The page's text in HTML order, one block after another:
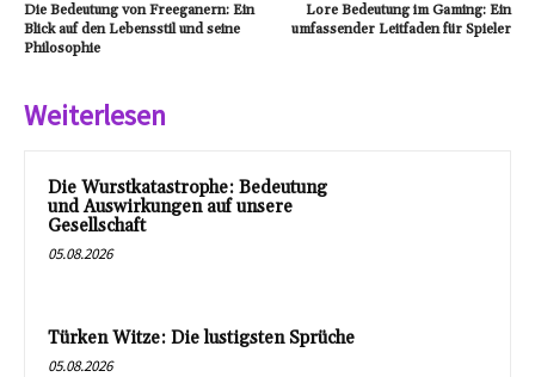
Die Bedeutung von Freeganern: Ein
Blick auf den Lebensstil und seine
Philosophie
Lore Bedeutung im Gaming: Ein
umfassender Leitfaden für Spieler
Weiterlesen
Die Wurstkatastrophe: Bedeutung
und Auswirkungen auf unsere
Gesellschaft
05.08.2026
Türken Witze: Die lustigsten Sprüche
05.08.2026